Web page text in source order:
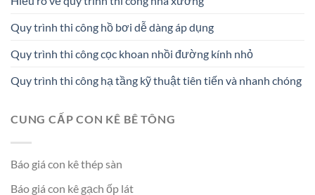
Quy trình thi công hồ bơi dễ dàng áp dụng
Quy trình thi công cọc khoan nhồi đường kính nhỏ
Quy trình thi công hạ tầng kỹ thuật tiên tiến và nhanh chóng
CUNG CẤP CON KÊ BÊ TÔNG
Báo giá con kê thép sàn
Báo giá con kê gạch ốp lát